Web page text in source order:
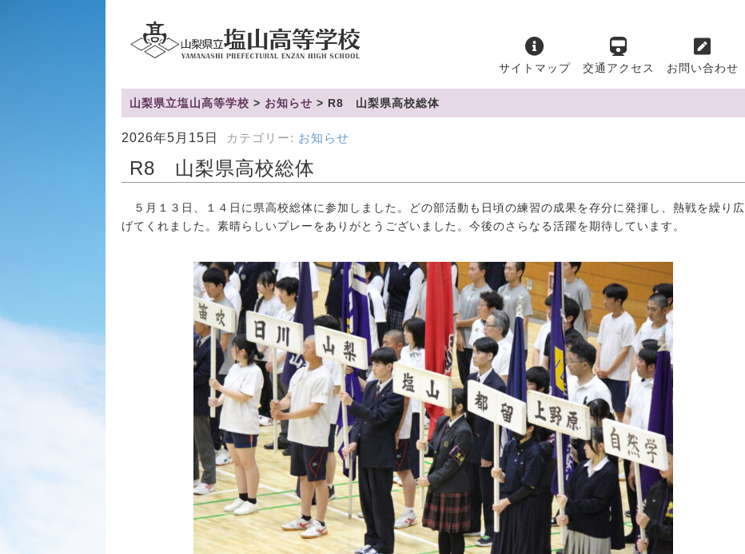
サイトマップ 交通アクセス お問い合わせ
山梨県立塩山高等学校 > お知らせ > R8 山梨県高校総体
2026年5月15日 カテゴリー: お知らせ
R8 山梨県高校総体
５月１３日、１４日に県高校総体に参加しました。どの部活動も日頃の練習の成果を存分に発揮し、熱戦を繰り広
げてくれました。素晴らしいプレーをありがとうございました。今後のさらなる活躍を期待しています。